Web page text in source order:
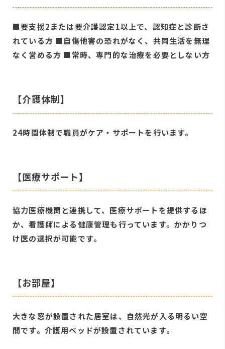
■要支援2または要介護認定1以上で、認知症と診断さ
れている方 ■自傷他害の恐れがなく、共同生活を無理
なく営める方 ■常時、専門的な治療を必要としない方
【介護体制】
24時間体制で職員がケア・サポートを行います。
【医療サポート】
協力医療機関と連携して、医療サポートを提供するほ
か、看護師による健康管理も行っています。かかりつ
け医の選択が可能です。
【お部屋】
大きな窓が設置された居室は、自然光が入る明るい空
間です。介護用ベッドが設置されています。